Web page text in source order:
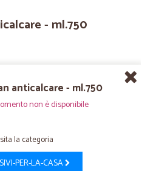
- ml.750
anticalcare - ml.750
non è disponibile
la categoria
PER-LA-CASA